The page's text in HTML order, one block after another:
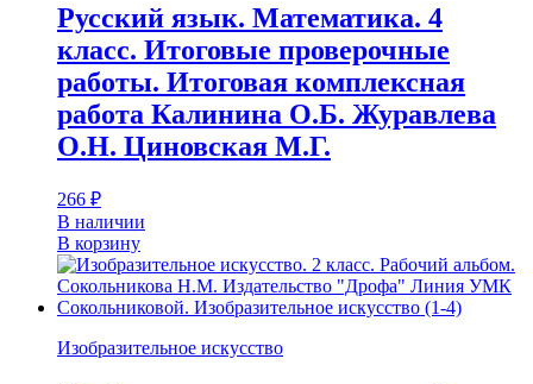
Русский язык. Математика. 4
класс. Итоговые проверочные
работы. Итоговая комплексная
работа Калинина О.Б. Журавлева
О.Н. Циновская М.Г.
266 ₽
В наличии
В корзину
Изобразительное искусство